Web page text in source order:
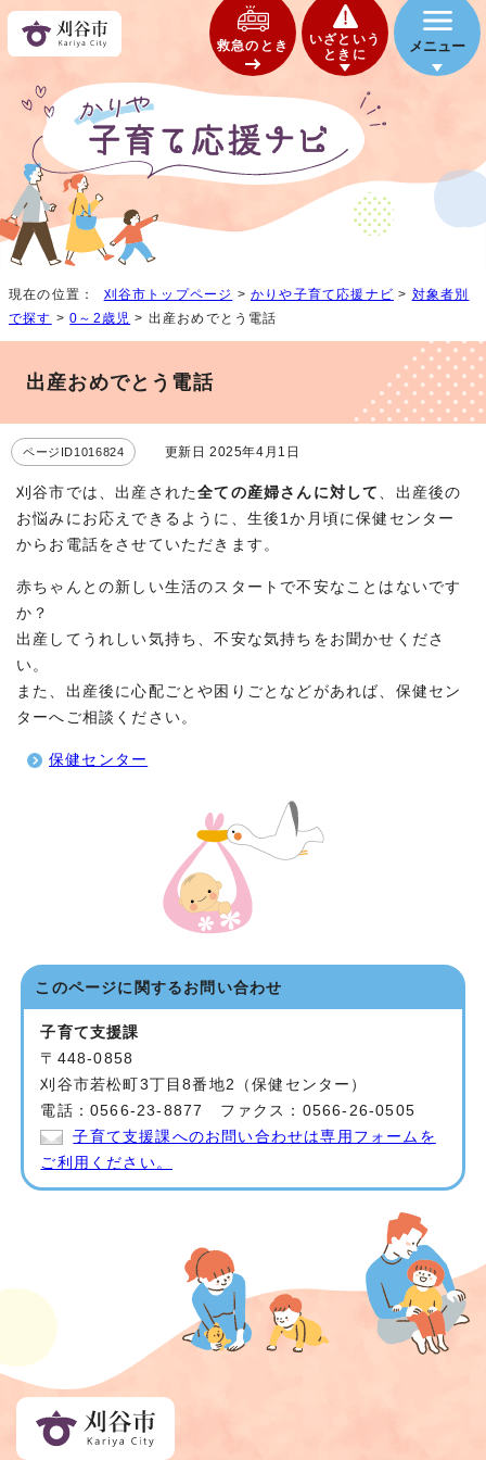
救急のとき
いざという
ときに
メニュー
現在の位置： 刈谷市トップページ >かりや子育て応援ナビ > 対象者別
で探す >0～2歳児 > 出産おめでとう電話
出産おめでとう電話
ページID1016824 更新日 2025年4月1日
刈谷市では、出産された全ての産婦さんに対して 、出産後の
お悩みにお応えできるように、生後1か月頃に保健センター
からお電話をさせていただきます。
赤ちゃんとの新しい生活のスタートで不安なことはないです
か？
出産してうれしい気持ち、不安な気持ちをお聞かせくださ
い。
また、出産後に心配ごとや困りごとなどがあれば、保健セン
ターへご相談ください。
保健センター
このページに関する お問い合わせ
子育て支援課
〒448-0858
刈谷市若松町3丁目8番地2（保健センター）
電話：0566-23-8877 ファクス：0566-26-0505
子育て支援課へのお問い合わせは専用フォームを
ご利用ください。